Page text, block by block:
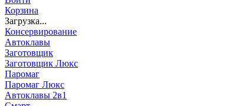
Корзина
Загрузка...
Консервирование
Автоклавы
Заготовщик
Заготовщик Люкс
Паромаг
Паромаг Люкс
Автоклавы 2в1